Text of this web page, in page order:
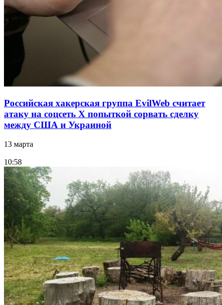
Российская хакерская группа EvilWeb считает
атаку на соцсеть Х попыткой сорвать сделку
между США и Украиной
13 марта
10:58